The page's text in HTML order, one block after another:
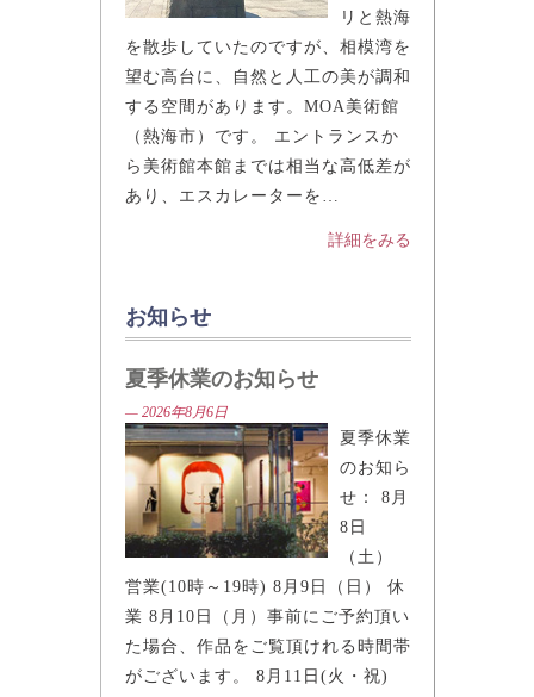
気 ブラ
リと熱海
を散歩していたのですが、相模湾を
望む高台に、自然と人工の美が調和
する空間があります。MOA美術館
（熱海市）です。 エントランスか
ら美術館本館までは相当な高低差が
あり、エスカレーターを…
お知らせ
夏季休業のお知らせ
— 2026年8月6日
夏季休業
のお知ら
せ： 8月
8日
（土）
営業(10時～19時) 8月9日（日） 休
業 8月10日（月）事前にご予約頂い
た場合、作品をご覧頂けれる時間帯